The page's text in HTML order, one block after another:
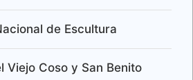
de Escultura
Viejo Coso y San Benito